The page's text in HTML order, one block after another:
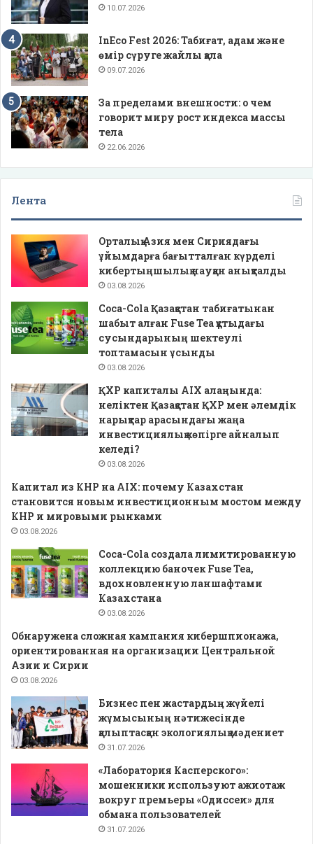
10.07.2026
InEco Fest 2026: Табиғат, адам және
өмір сүруге жайлы қала
09.07.2026
За пределами внешности: о чем
говорит миру рост индекса массы
тела
22.06.2026
Лента
Орталық Азия мен Сириядағы
ұйымдарға бағытталған күрделі
кибертыңшылық науқан анықталды
03.08.2026
Coca-Cola Қазақстан табиғатынан
шабыт алған Fuse Tea құтыдағы
сусындарының шектеулі
топтамасын ұсынды
03.08.2026
ҚХР капиталы AIX алаңында:
неліктен Қазақстан ҚХР мен әлемдік
нарықтар арасындағы жаңа
инвестициялық көпірге айналып
келеді?
03.08.2026
Капитал из КНР на AIX: почему Казахстан
становится новым инвестиционным мостом между
КНР и мировыми рынками
03.08.2026
Coca-Cola создала лимитированную
коллекцию баночек Fuse Tea,
вдохновленную ланшафтами
Казахстана
03.08.2026
Обнаружена сложная кампания кибершпионажа,
ориентированная на организации Центральной
Азии и Сирии
03.08.2026
Бизнес пен жастардың жүйелі
жұмысының нәтижесінде
қалыптасқан экологиялық мәдениет
31.07.2026
«Лаборатория Касперского»:
мошенники используют ажиотаж
вокруг премьеры «Одиссеи» для
обмана пользователей
31.07.2026